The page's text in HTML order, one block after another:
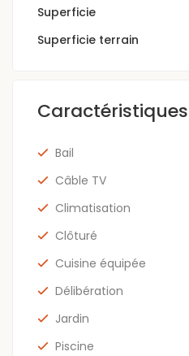
Superficie
Superficie terrain
Caractéristiques
Bail
Câble TV
Climatisation
Clôturé
Cuisine équipée
Délibération
Jardin
Piscine